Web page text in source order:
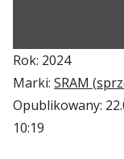
Rok: 2024
Marki: SRAM (
Opublikowany:
10:19